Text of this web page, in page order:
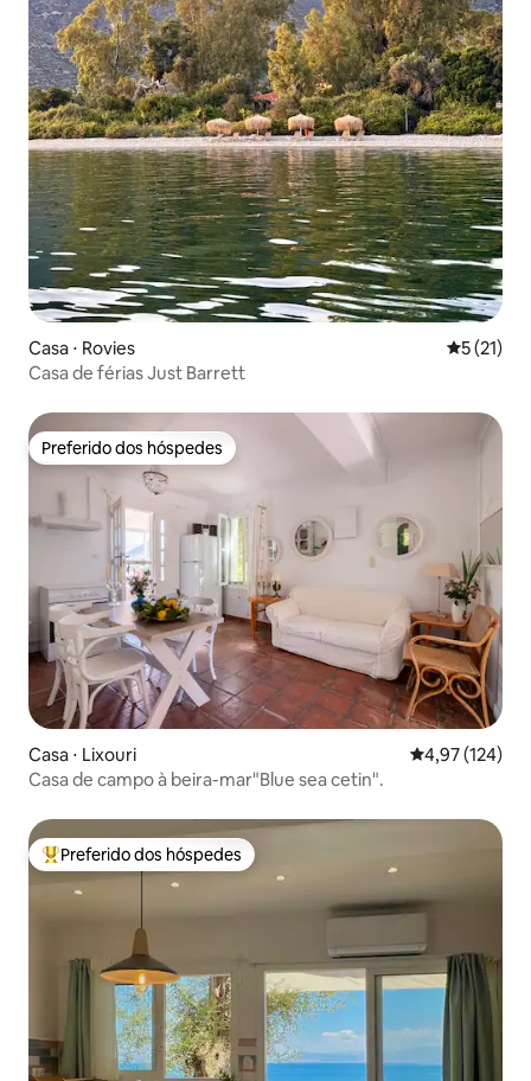
Casa ⋅ Rovies 5 de uma
5 (21)
Casa de férias Just Barrett
Preferido dos hóspedes
Preferido dos hóspedes
Casa ⋅ Lixouri 4,97 de uma
4,97 (124)
Casa de campo à beira-mar"Blue sea cetin".
Entre os melhores preferidos dos hóspedes
Preferido dos hóspedes